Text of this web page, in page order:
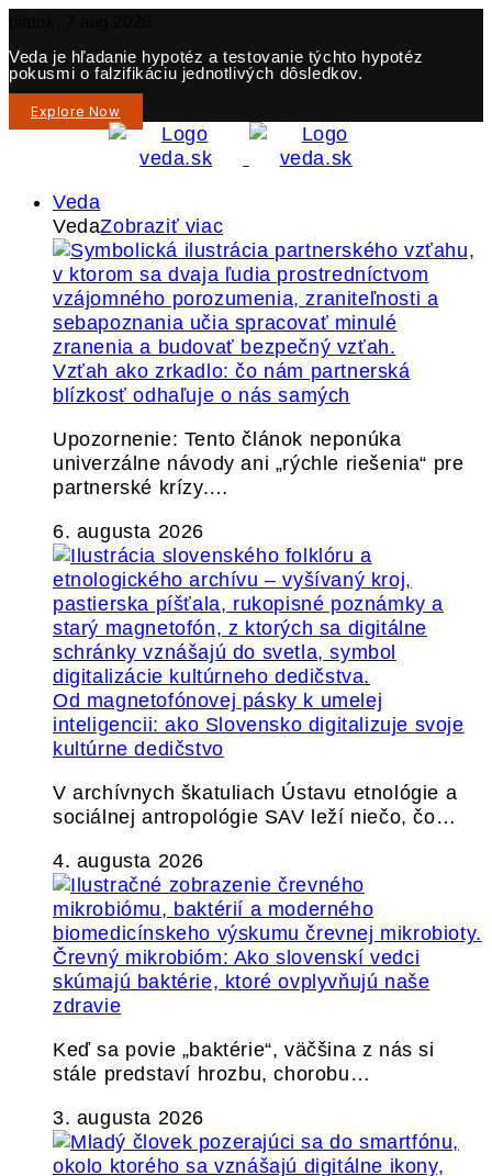
Veda je hľadanie hypotéz a testovanie týchto hypotéz
pokusmi o falzifikáciu jednotlivých dôsledkov.
Explore Now
Veda
VedaZobraziť viac
Vzťah ako zrkadlo: čo nám partnerská
blízkosť odhaľuje o nás samých
Upozornenie: Tento článok neponúka
univerzálne návody ani „rýchle riešenia“ pre
partnerské krízy.…
6. augusta 2026
Od magnetofónovej pásky k umelej
inteligencii: ako Slovensko digitalizuje svoje
kultúrne dedičstvo
V archívnych škatuliach Ústavu etnológie a
sociálnej antropológie SAV leží niečo, čo…
4. augusta 2026
Črevný mikrobióm: Ako slovenskí vedci
skúmajú baktérie, ktoré ovplyvňujú naše
zdravie
Keď sa povie „baktérie“, väčšina z nás si
stále predstaví hrozbu, chorobu…
3. augusta 2026